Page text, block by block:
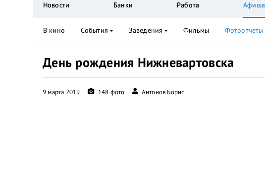
День рождения Нижневартовска
9 марта 2019 148 фото Антонов Борис
Новости Банки Работа Афиша
В кино События Заведения Фильмы Фотоотчеты